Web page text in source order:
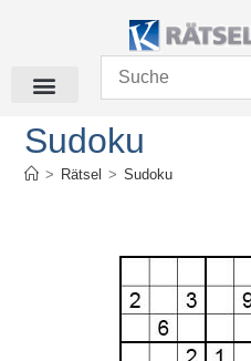
Sudoku
> Rätsel > Sudoku